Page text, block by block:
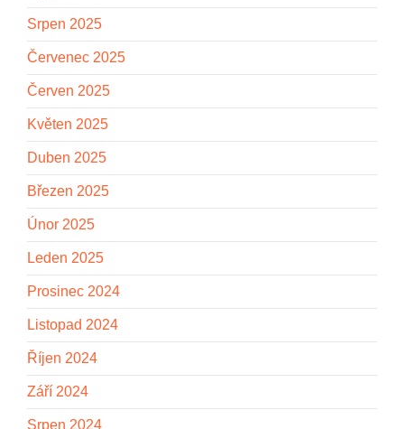
Srpen 2025
Červenec 2025
Červen 2025
Květen 2025
Duben 2025
Březen 2025
Únor 2025
Leden 2025
Prosinec 2024
Listopad 2024
Říjen 2024
Září 2024
Srpen 2024